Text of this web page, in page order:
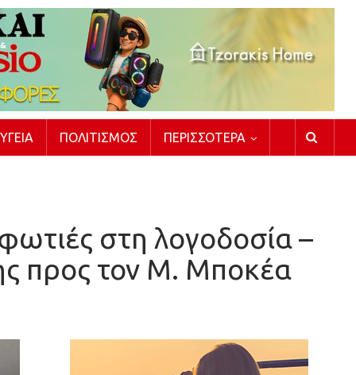
ΥΓΕΊΑ ΠΟΛΙΤΙΣΜΌΣ ΠΕΡΙΣΣΌΤΕΡΑ
στη λογοδοσία –
προς τον Μ. Μποκέα